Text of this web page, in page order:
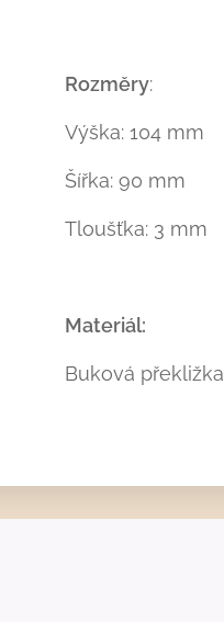
Rozměry:
Výška: 104 mm
Šířka: 90 mm
Tloušťka: 3 mm
Materiál:
Buková překližka